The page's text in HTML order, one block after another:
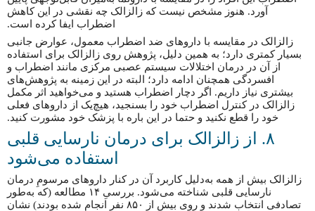
آورد. هنوز مشخص نیست که زالزالک چه نقشی در این کاهش
اضطراب ایفا کرده است.
زالزالک در مقایسه با داروهای ضد اضطراب معمول، عوارض جانبی
بسیار کمتری دارد؛ به همین دلیل، پژوهش روی زالزالک برای استفاده
از آن در درمان اختلالات سیستم عصبی مرکزی مانند اضطراب و
افسردگی همچنان ادامه دارد؛ البته در این زمینه به پژوهش‌های
بیشتری نیاز داریم. اگر دچار اضطراب هستید و می‌خواهید اثر مکمل
زالزالک در کنترل اضطراب خود را بسنجید، هیچ‌یک از داروهای فعلی
خود را قطع نکنید و حتما در این باره با پزشک خود مشورت کنید.
۸. از زالزالک برای درمان نارسایی قلبی
استفاده می‌شود
زالزالک بیش از همه به‌دلیل کاربرد آن در کنار داروهای مرسومِ درمان
نارسایی قلبی شناخته می‌شود. بررسیِ ۱۴ مطالعه (که به‌طور
تصادفی انتخاب شدند و روی بیش از ۸۵۰ نفر انجام شده بودند) نشان